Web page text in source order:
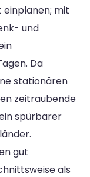
einplanen; mit
und
Da
stationären
zeitraubende
spürbarer
gut
als